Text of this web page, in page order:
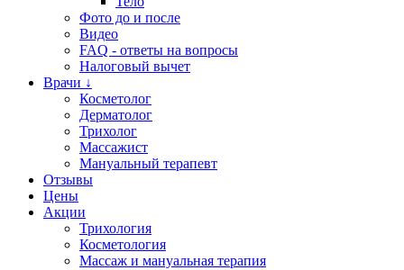
Фото до и после
Видео
FAQ - ответы на вопросы
Налоговый вычет
Врачи ↓
Косметолог
Дерматолог
Трихолог
Массажист
Мануальный терапевт
Отзывы
Цены
Акции
Трихология
Косметология
Массаж и мануальная терапия